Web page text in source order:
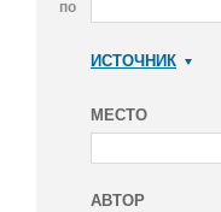
по
ИСТОЧНИК
МЕСТО
АВТОР